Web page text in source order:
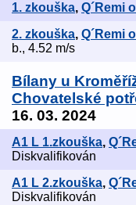
1. zkouška, Q´Remi
2. zkouška, Q´Remi
b., 4.52 m/s
Bílany u
Chovatelské
16. 03. 2024
A1 L 1.zkouška,
Diskvalifikován
A1 L 2.zkouška,
Diskvalifikován